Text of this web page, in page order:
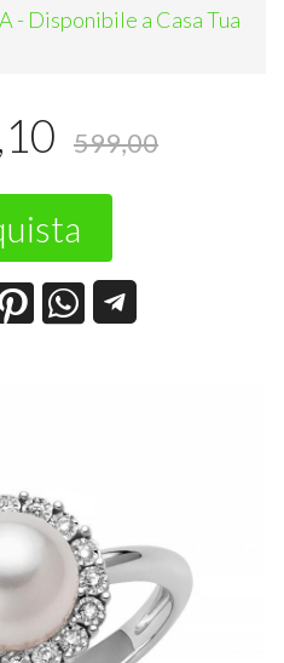
- Disponibile a Casa Tua
,10 599,00